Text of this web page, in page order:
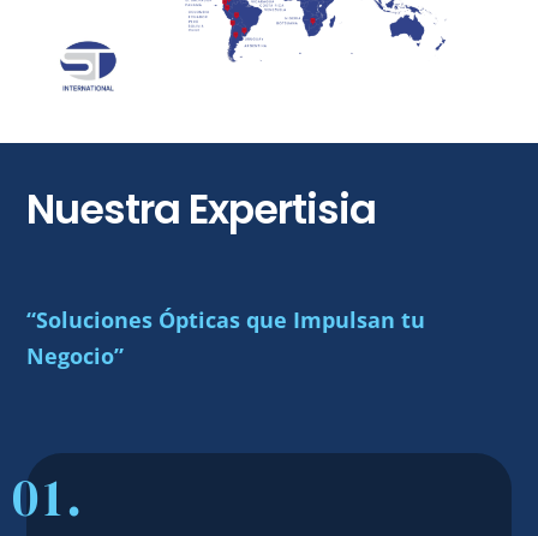
Nuestra Expertisia
“Soluciones Ópticas que Impulsan tu
Negocio”
01.